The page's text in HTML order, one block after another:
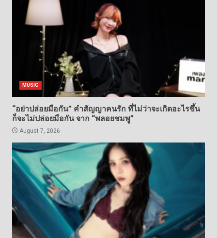
MUSIC
“อย่าปล่อยมือกัน” คำสัญญาคนรัก ที่ไม่ว่าจะเกิดอะไรขึ้น
ก็จะไม่ปล่อยมือกัน จาก “พลอยชมพู”
August 7, 2026